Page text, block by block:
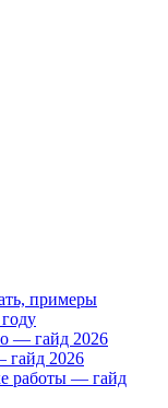
примеры
— гайд 2026
гайд 2026
работы — гайд